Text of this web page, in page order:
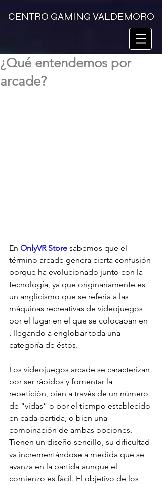
CENTRO GAMING VALDEMORO
¿Qué entendemos por
arcade?
En OnlyVR Store sabemos que el
término arcade genera cierta confusión
porque ha evolucionado junto con la
tecnología, ya que originariamente es
un anglicismo que se refería a las
máquinas recreativas de videojuegos
por el lugar en el que se colocaban en
, llegando a englobar toda una
categoría de éstos.
Los videojuegos arcade se caracterizan
por ser rápidos y fomentar la
repetición, bien a través de un número
de “vidas” o por el tiempo establecido
en cada partida, o bien una
combinación de ambas opciones.
Tienen un diseño sencillo, su dificultad
va incrementándose a medida que se
avanza en la partida aunque el
comienzo es fácil. El objetivo de los